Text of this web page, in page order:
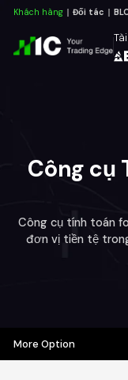
Khách hàng Đối tác
Công cụ
Công cụ tính toán
đơn vị tiền tệ
More Option